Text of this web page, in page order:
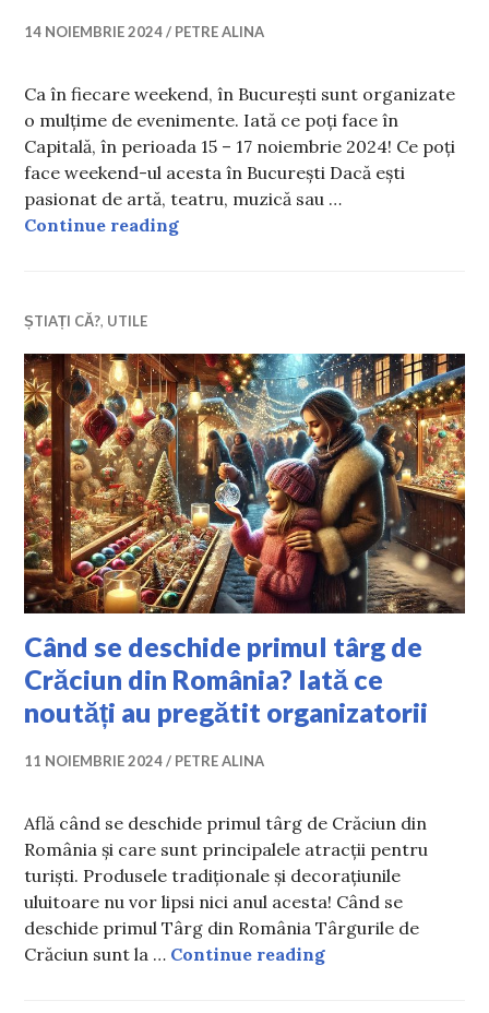
14 NOIEMBRIE 2024 PETRE ALINA
Ca în fiecare weekend, în București sunt organizate
o mulțime de evenimente. Iată ce poți face în
Capitală, în perioada 15 – 17 noiembrie 2024! Ce poți
face weekend-ul acesta în București Dacă ești
pasionat de artă, teatru, muzică sau …
Continue readingCe poți face weekendul acesta în
ȘTIAȚI CĂ?, UTILE
Când se deschide primul târg de
Crăciun din România? Iată ce
noutăți au pregătit organizatorii
11 NOIEMBRIE 2024 PETRE ALINA
Află când se deschide primul târg de Crăciun din
România și care sunt principalele atracții pentru
turiști. Produsele tradiționale și decorațiunile
uluitoare nu vor lipsi nici anul acesta! Când se
deschide primul Târg din România Târgurile de
Crăciun sunt la … Continue readingCând se